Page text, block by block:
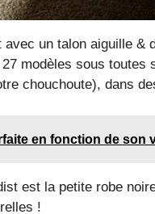
un talon aiguille
modèles sous
chouchoute), dans
en fonction de son
est la petite robe
!